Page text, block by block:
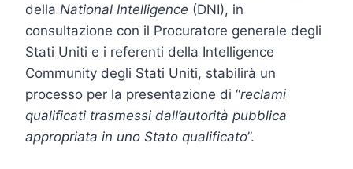
della National Intelligence (DNI), in
consultazione con il Procuratore generale degli
Stati Uniti e i referenti della Intelligence
Community degli Stati Uniti, stabilirà un
processo per la presentazione di “reclami
qualificati trasmessi dall’autorità pubblica
appropriata in uno Stato qualificato”.